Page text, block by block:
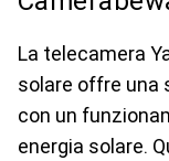
La telecamera
solare offre una
con un
energia solare.